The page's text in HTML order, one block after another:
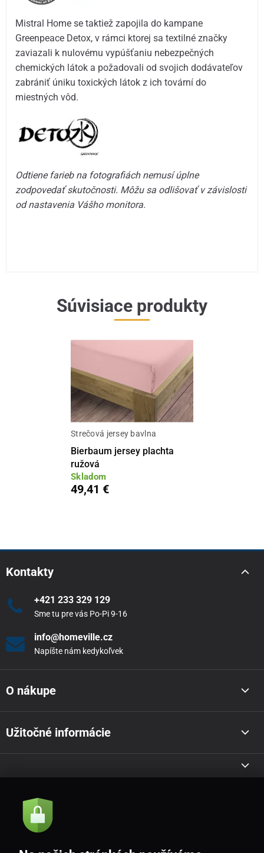
Mistral Home se taktiež zapojila do kampane
Greenpeace Detox, v rámci ktorej sa textilné značky
zaviazali k nulovému vypúšťaniu nebezpečných
chemických látok a požadovali od svojich dodávateľov
zabrániť úniku toxických látok z ich tovární do
miestných vôd.
Odtiene farieb na fotografiách nemusí úplne
zodpovedať skutočnosti. Môžu sa odlišovať v závislosti
od nastavenia Vášho monitora.
Súvisiace produkty
Strečová jersey bavlna
Bierbaum jersey plachta
ružová
Skladom
49,41 €
Kontakty
+421 233 329 129
Sme tu pre vás Po-Pi 9-16
info@homeville.cz
Napíšte nám kedykoľvek
O nákupe
Užitočné informácie
Akcie a novinky e-mailom